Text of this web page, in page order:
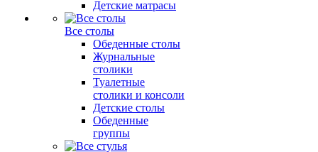
Детские матрасы
Все столы
Обеденные столы
Журнальные
столики
Туалетные
столики и консоли
Детские столы
Обеденные
группы